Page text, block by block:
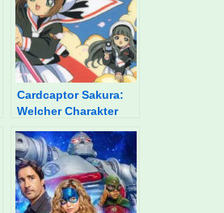
Cardcaptor Sakura:
Welcher Charakter